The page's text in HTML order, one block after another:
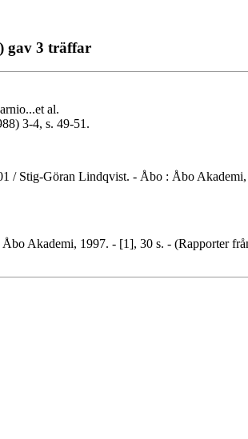
gav 3 träffar
al.
3-4, s. 49-51.
/ Stig-Göran Lindqvist. - Åbo : Åbo
Akademi, 1997. - [1], 30 s. - (Rapporter